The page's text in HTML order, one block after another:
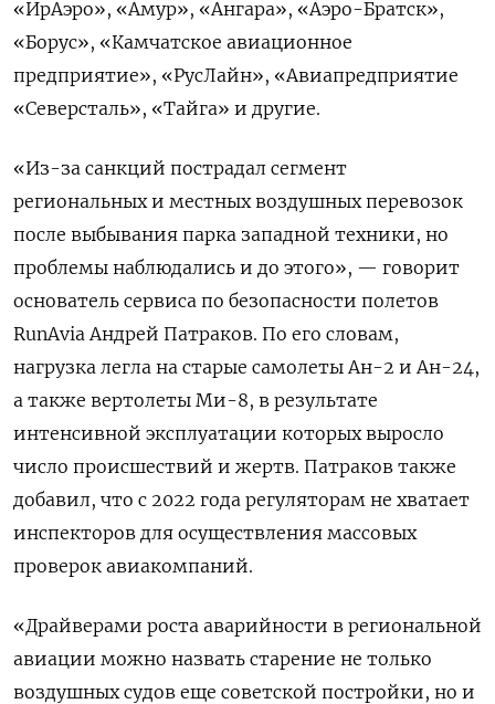
«ИрАэро», «Амур», «Ангара», «Аэро-Братск»,
«Борус», «Камчатское авиационное
предприятие», «РусЛайн», «Авиапредприятие
«Северсталь», «Тайга» и другие.
«Из-за санкций пострадал сегмент
региональных и местных воздушных перевозок
после выбывания парка западной техники, но
проблемы наблюдались и до этого», — говорит
основатель сервиса по безопасности полетов
RunAvia Андрей Патраков. По его словам,
нагрузка легла на старые самолеты Ан-2 и Ан-24,
а также вертолеты Ми-8, в результате
интенсивной эксплуатации которых выросло
число происшествий и жертв. Патраков также
добавил, что с 2022 года регуляторам не хватает
инспекторов для осуществления массовых
проверок авиакомпаний.
«Драйверами роста аварийности в региональной
авиации можно назвать старение не только
воздушных судов еще советской постройки, но и